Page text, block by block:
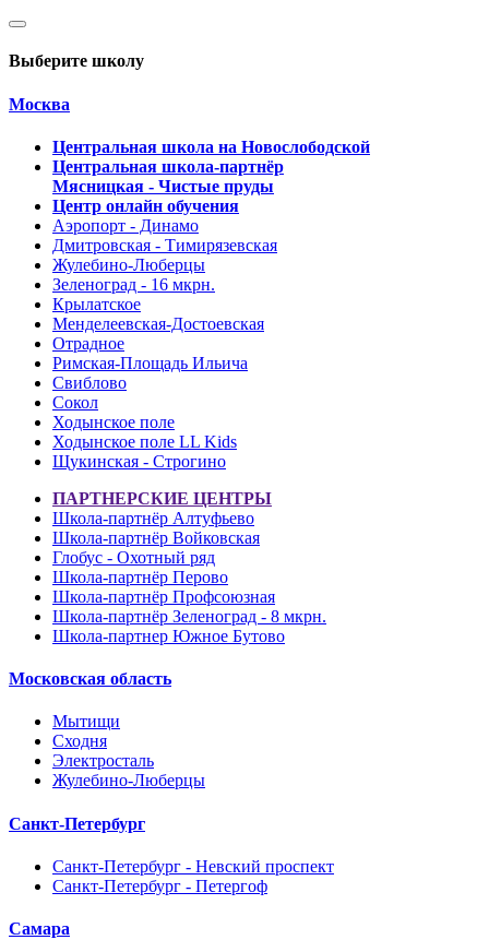
Выберите школу
Москва
Центральная школа на Новослободской
Центральная школа-партнёр
Мясницкая - Чистые пруды
Центр онлайн обучения
Аэропорт - Динамо
Дмитровская - Тимирязевская
Жулебино-Люберцы
Зеленоград - 16 мкрн.
Крылатское
Менделеевская-Достоевская
Отрадное
Римская-Площадь Ильича
Свиблово
Сокол
Ходынское поле
Ходынское поле LL Kids
Щукинская - Строгино
ПАРТНЕРСКИЕ ЦЕНТРЫ
Школа-партнёр Алтуфьево
Школа-партнёр Войковская
Глобус - Охотный ряд
Школа-партнёр Перово
Школа-партнёр Профсоюзная
Школа-партнёр Зеленоград - 8 мкрн.
Школа-партнер Южное Бутово
Московская область
Мытищи
Сходня
Электросталь
Жулебино-Люберцы
Санкт-Петербург
Санкт-Петербург - Невский проспект
Санкт-Петербург - Петергоф
Самара